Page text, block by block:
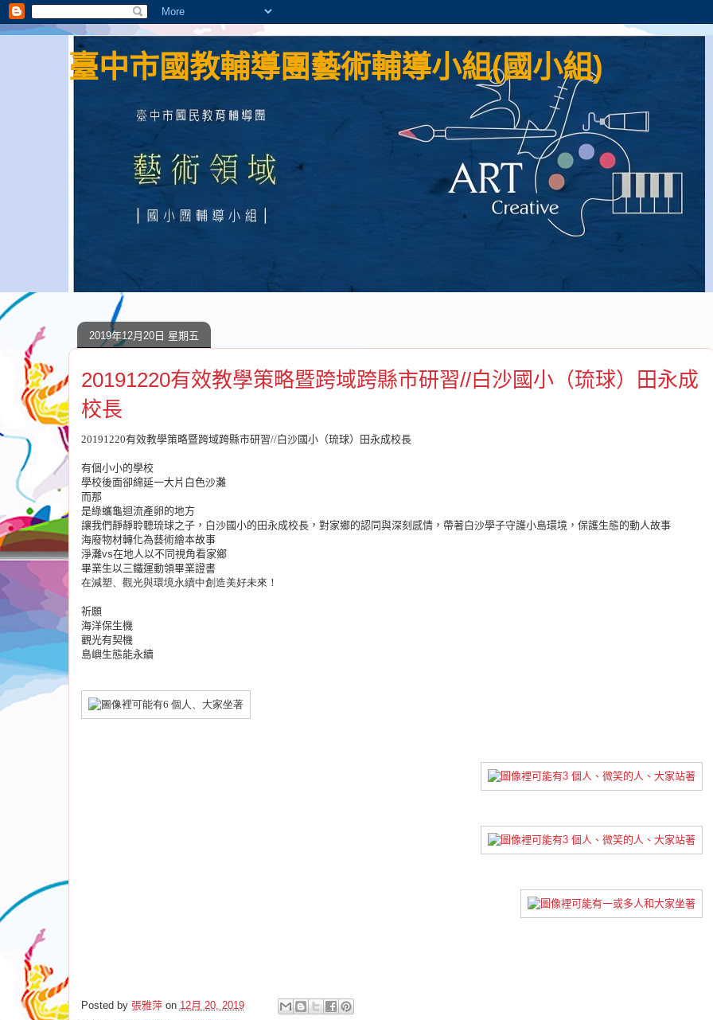
臺中市國教輔導團藝術輔導小組(國小組)
2019年12月20日 星期五
20191220有效教學策略暨跨域跨縣市研習//白沙國小（琉球）田永成
校長
20191220有效教學策略暨跨域跨縣市研習//白沙國小（琉球）田永成校長
有個小小的學校
學校後面卻綿延一大片白色沙灘
而那
是綠蠵龜迴流產卵的地方
讓我們靜靜聆聽琉球之子，白沙國小的田永成校長，對家鄉的認同與深刻感情，帶著白沙學子守護小島環境，保護生態的動人故事
海廢物材轉化為藝術繪本故事
淨灘vs在地人以不同視角看家鄉
畢業生以三鐵運動領畢業證書
在減塑、觀光與環境永續中創造美好未來！
祈願
海洋保生機
觀光有契機
島嶼生態能永續
Posted by 張雅萍 on 12月 20, 2019